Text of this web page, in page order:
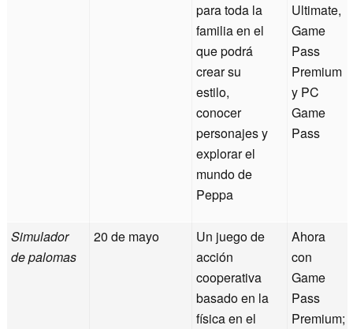
para toda la
familia en el
que podrá
crear su
estilo,
conocer
personajes y
explorar el
mundo de
Peppa
Ultimate,
Game
Pass
Premium
y PC
Game
Pass
Simulador
de palomas
20 de mayo
Un juego de
acción
cooperativa
basado en la
física en el
Ahora
con
Game
Pass
Premium;